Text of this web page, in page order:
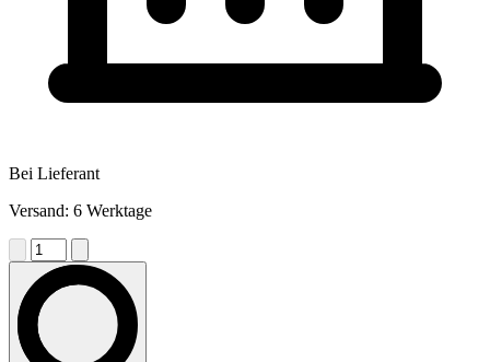
Bei Lieferant
Versand: 6 Werktage